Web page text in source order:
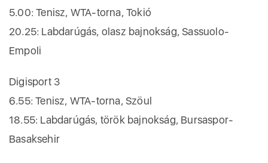
5.00: Tenisz, WTA-torna, Tokió
20.25: Labdarúgás, olasz bajnokság, Sassuolo-
Empoli
Digisport 3
6.55: Tenisz, WTA-torna, Szöul
18.55: Labdarúgás, török bajnokság, Bursaspor-
Basaksehir